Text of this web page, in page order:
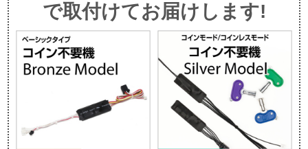
で取付けてお届けします!